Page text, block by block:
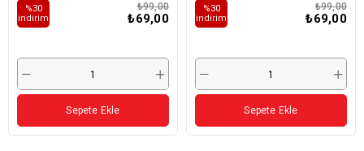
₺69,00
₺99,00
%30
i̇ndirim
Sepete Ekle
₺69,00
₺99,00
%30
i̇ndirim
Sepete Ekle